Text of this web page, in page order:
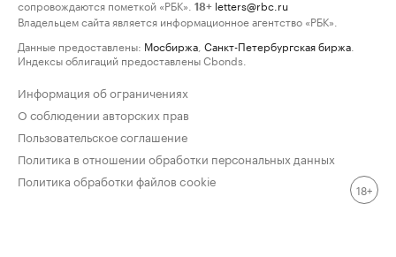
сопровождаются пометкой «РБК».
18+ letters@rbc.ru
Владельцем сайта является информационное агентство «РБК».
Данные предоставлены: Мосбиржа Санкт-Петербургская биржа
Индексы облигаций предоставлены Cbonds.
Информация об ограничениях
О соблюдении авторских прав
Пользовательское соглашение
Политика в отношении обработки персональных данных
Политика обработки файлов cookie
18+